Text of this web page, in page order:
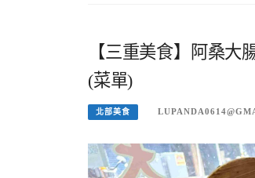
【三重美食】阿桑
(菜單)
北部美食